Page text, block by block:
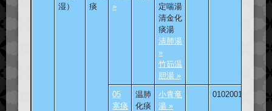
湿）
痰
»
定喘湯
清金化
痰湯
清肺湯
»
竹筎温
胆湯 »
05
寒痰
温肺
化痰
小青竜
湯 »
010200105